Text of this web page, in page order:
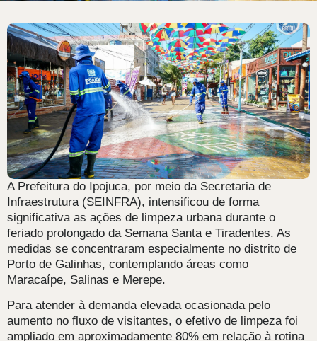
A Prefeitura do Ipojuca, por meio da Secretaria de
Infraestrutura (SEINFRA), intensificou de forma
significativa as ações de limpeza urbana durante o
feriado prolongado da Semana Santa e Tiradentes. As
medidas se concentraram especialmente no distrito de
Porto de Galinhas, contemplando áreas como
Maracaípe, Salinas e Merepe.
Para atender à demanda elevada ocasionada pelo
aumento no fluxo de visitantes, o efetivo de limpeza foi
ampliado em aproximadamente 80% em relação à rotina